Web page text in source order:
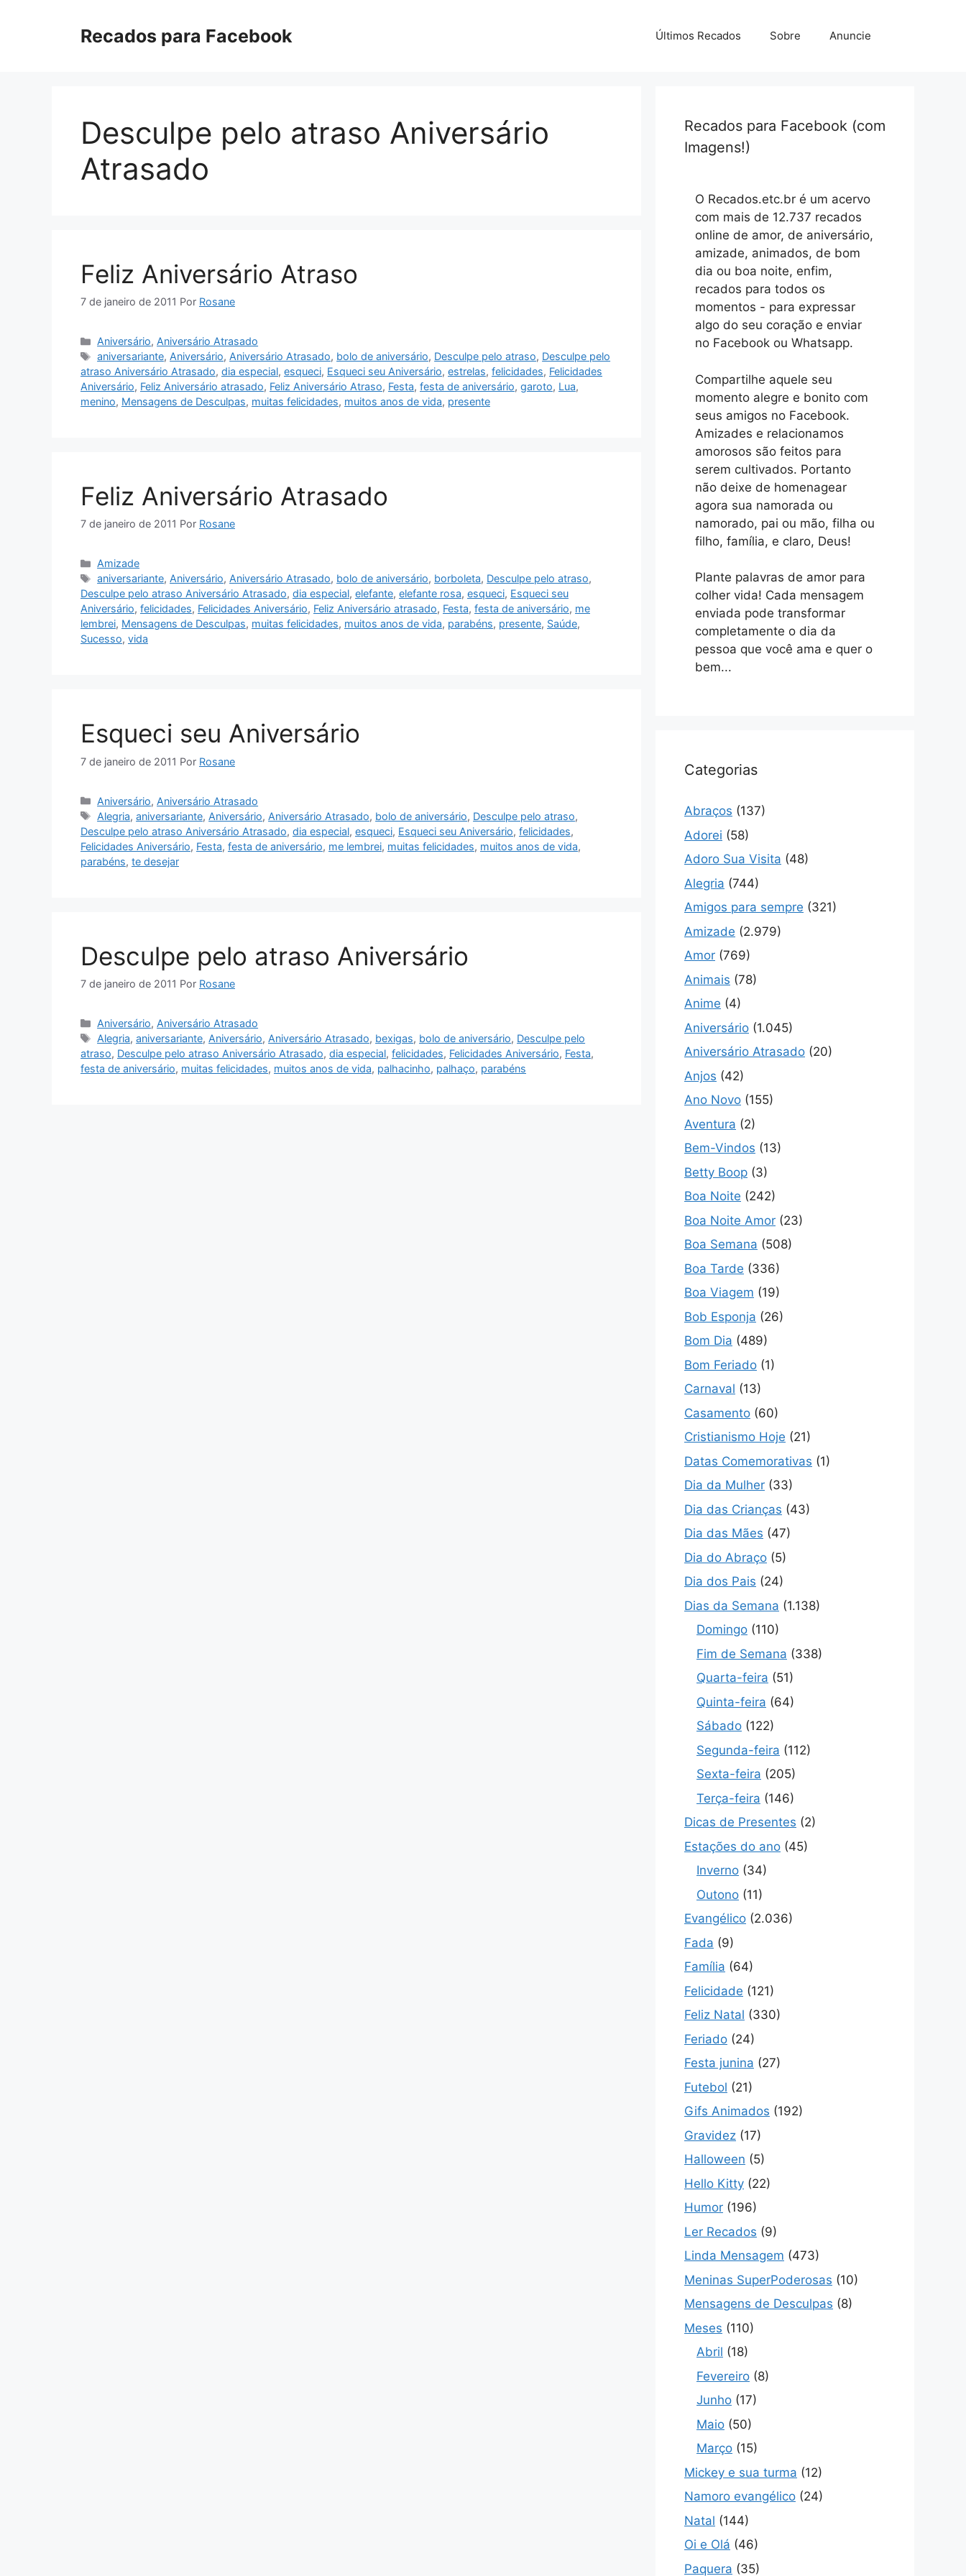
Recados para Facebook Últimos Recados Sobre Anuncie
Desculpe pelo atraso Aniversário
Atrasado
Feliz Aniversário Atraso
7 de janeiro de 2011 Por Rosane
Categorias
Aniversário, Aniversário Atrasado
Tags
aniversariante, Aniversário, Aniversário Atrasado, bolo de aniversário, Desculpe pelo atraso, Desculpe pelo
atraso Aniversário Atrasado, dia especial, esqueci, Esqueci seu Aniversário, estrelas, felicidades, Felicidades
Aniversário, Feliz Aniversário atrasado, Feliz Aniversário Atraso, Festa, festa de aniversário, garoto, Lua,
menino, Mensagens de Desculpas, muitas felicidades, muitos anos de vida, presente
Feliz Aniversário Atrasado
7 de janeiro de 2011 Por Rosane
Categorias
Amizade
Tags
aniversariante,Aniversário,Aniversário Atrasado, bolo de aniversário, borboleta, Desculpe pelo atraso,
Desculpe pelo atraso Aniversário Atrasado, dia especial, elefante, elefante rosa, esqueci, Esqueci seu
Aniversário, felicidades, Felicidades Aniversário, Feliz Aniversário atrasado, Festa, festa de aniversário, me
lembrei, Mensagens de Desculpas, muitas felicidades, muitos anos de vida, parabéns, presente, Saúde,
Sucesso, vida
Esqueci seu Aniversário
7 de janeiro de 2011 Por Rosane
Categorias
Aniversário, Aniversário Atrasado
Tags
Alegria,aniversariante, Aniversário, Aniversário Atrasado, bolo de aniversário, Desculpe pelo atraso,
Desculpe pelo atraso Aniversário Atrasado, dia especial, esqueci, Esqueci seu Aniversário, felicidades,
Felicidades Aniversário, Festa, festa de aniversário, me lembrei, muitas felicidades, muitos anos de vida,
parabéns, te desejar
Desculpe pelo atraso Aniversário
7 de janeiro de 2011 Por Rosane
Categorias
Aniversário, Aniversário Atrasado
Tags
Alegria,aniversariante, Aniversário, Aniversário Atrasado, bexigas, bolo de aniversário, Desculpe pelo
atraso, Desculpe pelo atraso Aniversário Atrasado, dia especial, felicidades, Felicidades Aniversário, Festa,
festa de aniversário, muitas felicidades, muitos anos de vida, palhacinho, palhaço, parabéns
Recados para Facebook (com
Imagens!)
O Recados.etc.br é um acervo
com mais de 12.737 recados
online de amor, de aniversário,
amizade, animados, de bom
dia ou boa noite, enfim,
recados para todos os
momentos - para expressar
algo do seu coração e enviar
no Facebook ou Whatsapp.
Compartilhe aquele seu
momento alegre e bonito com
seus amigos no Facebook.
Amizades e relacionamos
amorosos são feitos para
serem cultivados. Portanto
não deixe de homenagear
agora sua namorada ou
namorado, pai ou mão, filha ou
filho, família, e claro, Deus!
Plante palavras de amor para
colher vida! Cada mensagem
enviada pode transformar
completamente o dia da
pessoa que você ama e quer o
bem...
Categorias
Abraços (137)
Adorei (58)
Adoro Sua Visita (48)
Alegria (744)
Amigos para sempre (321)
Amizade (2.979)
Amor (769)
Animais (78)
Anime (4)
Aniversário (1.045)
Aniversário Atrasado (20)
Anjos (42)
Ano Novo (155)
Aventura (2)
Bem-Vindos (13)
Betty Boop (3)
Boa Noite (242)
Boa Noite Amor (23)
Boa Semana (508)
Boa Tarde (336)
Boa Viagem (19)
Bob Esponja (26)
Bom Dia (489)
Bom Feriado (1)
Carnaval (13)
Casamento (60)
Cristianismo Hoje (21)
Datas Comemorativas (1)
Dia da Mulher (33)
Dia das Crianças (43)
Dia das Mães (47)
Dia do Abraço (5)
Dia dos Pais (24)
Dias da Semana (1.138)
Domingo (110)
Fim de Semana (338)
Quarta-feira (51)
Quinta-feira (64)
Sábado (122)
Segunda-feira (112)
Sexta-feira (205)
Terça-feira (146)
Dicas de Presentes (2)
Estações do ano (45)
Inverno (34)
Outono (11)
Evangélico (2.036)
Fada (9)
Família (64)
Felicidade (121)
Feliz Natal (330)
Feriado (24)
Festa junina (27)
Futebol (21)
Gifs Animados (192)
Gravidez (17)
Halloween (5)
Hello Kitty (22)
Humor (196)
Ler Recados (9)
Linda Mensagem (473)
Meninas SuperPoderosas (10)
Mensagens de Desculpas (8)
Meses (110)
Abril (18)
Fevereiro (8)
Junho (17)
Maio (50)
Março (15)
Mickey e sua turma (12)
Namoro evangélico (24)
Natal (144)
Oi e Olá (46)
Paquera (35)